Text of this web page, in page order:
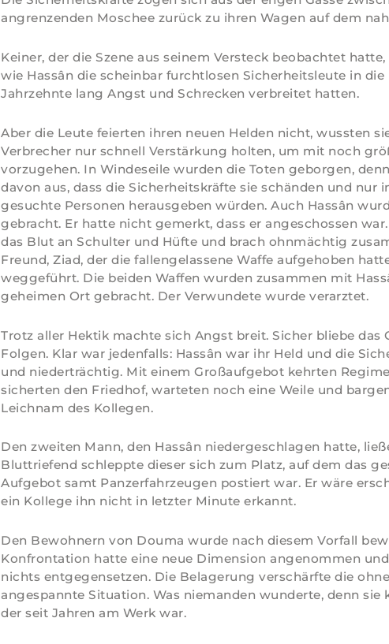
angrenzenden Moschee zurück zu ihren Wagen auf dem
Keiner, der die Szene aus seinem Versteck beobachtet
wie Hassân die scheinbar furchtlosen Sicherheitsleute in
Jahrzehnte lang Angst und Schrecken verbreitet hatten.
Aber die Leute feierten ihren neuen Helden nicht, wussten
Verbrecher nur schnell Verstärkung holten, um mit noch
vorzugehen. In Windeseile wurden die Toten geborgen,
davon aus, dass die Sicherheitskräfte sie schänden und nur
gesuchte Personen herausgeben würden. Auch Hassân
gebracht. Er hatte nicht gemerkt, dass er angeschossen
das Blut an Schulter und Hüfte und brach ohnmächtig
Freund, Ziad, der die fallengelassene Waffe aufgehoben
weggeführt. Die beiden Waffen wurden zusammen mit
geheimen Ort gebracht. Der Verwundete wurde verarztet.
Trotz aller Hektik machte sich Angst breit. Sicher bliebe das
Folgen. Klar war jedenfalls: Hassân war ihr Held und die
und niederträchtig. Mit einem Großaufgebot kehrten
sicherten den Friedhof, warteten noch eine Weile und
Leichnam des Kollegen.
Den zweiten Mann, den Hassân niedergeschlagen hatte,
Bluttriefend schleppte dieser sich zum Platz, auf dem das
Aufgebot samt Panzerfahrzeugen postiert war. Er wäre
ein Kollege ihn nicht in letzter Minute erkannt.
Den Bewohnern von Douma wurde nach diesem Vorfall
Konfrontation hatte eine neue Dimension angenommen
nichts entgegensetzen. Die Belagerung verschärfte die
angespannte Situation. Was niemanden wunderte, denn sie
der seit Jahren am Werk war.